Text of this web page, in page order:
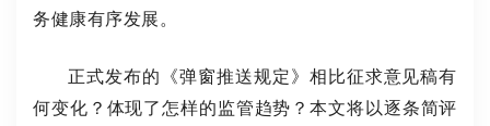
务健康有序发展。
正式发布的《弹窗推送规定》相比征求意见稿有
何变化？体现了怎样的监管趋势？本文将以逐条简评